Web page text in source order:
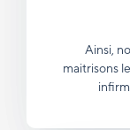
Ainsi,
maitrisons